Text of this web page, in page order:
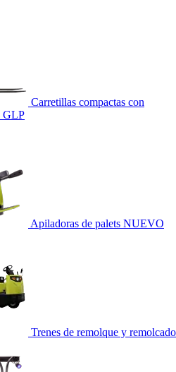
Carretillas compactas con
GLP
Apiladoras de palets NUEVO
Trenes de remolque y